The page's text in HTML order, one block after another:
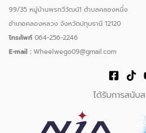
99/35 หมู่บ้านพรทวีวัฒน์1 ตำบลคลองหนึ่ง
อำเภอคลองหลวง จังหวัดปทุมธานี 12120
โทรศัพท์ 064-256-2246
E-mail : Wheelwego09@gmail.com
ได้รับการสนับ